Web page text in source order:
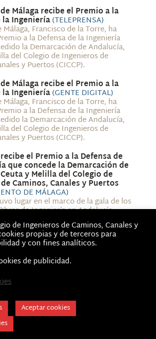
Málaga recibe el Premio a la
la Ingeniería(TELEPRENSA)
Málaga, Francisco de la Torre, ha
a la Defensa de la Ingeniería
la Demarcación de Andalucía,
del Colegio de Ingenieros de
y Puertos (CICCP).
Málaga recibe el Premio a la
la Ingeniería(GENTE DIGITAL)
Málaga, Francisco de la Torre, ha
a la Defensa de la Ingeniería
la Demarcación de Andalucía,
del Colegio de Ingenieros de
y Puertos (CICCP).
el Premio a la Defensa de
que concede la Demarcación de
y Melilla del Colegio de
Caminos, Canales y Puertos
DE MÁLAGA)
lugar en el marco de la gala de los
de Ingeniería en Andalucía,
el Teatro de la Fundación
de Granada
Cookie Policy
© 2026 | Colegio de Caminos
- Demarcación Andalucía,
de Ingenieros de Caminos, Canales y
propias y de terceros para
y con fines analíticos.
de publicidad.
Aceptar cookies